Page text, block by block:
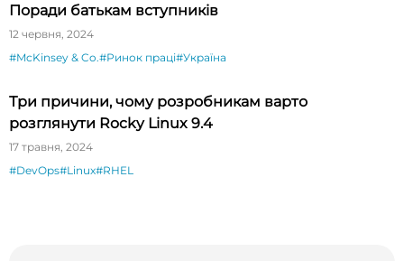
Поради батькам вступників
12 червня, 2024
#McKinsey & Co.#Ринок праці#Україна
Три причини, чому розробникам варто
розглянути Rocky Linux 9.4
17 травня, 2024
#DevOps#Linux#RHEL